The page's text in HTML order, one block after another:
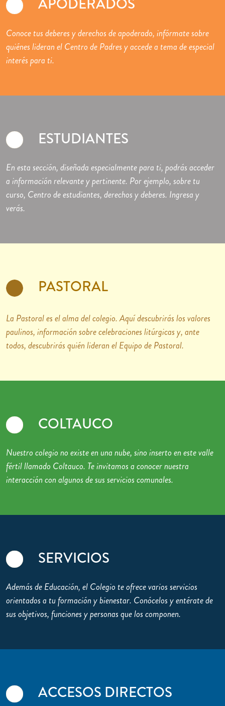
APODERADOS
Conoce tus deberes y derechos de apoderado, infórmate sobre
quiénes lideran el Centro de Padres y accede a tema de especial
interés para ti.
ESTUDIANTES
En esta sección, diseñada especialmente para ti, podrás acceder
a información relevante y pertinente. Por ejemplo, sobre tu
curso, Centro de estudiantes, derechos y deberes. Ingresa y
verás.
PASTORAL
La Pastoral es el alma del colegio. Aquí descubrirás los valores
paulinos, información sobre celebraciones litúrgicas y, ante
todos, descubrirás quién lideran el Equipo de Pastoral.
COLTAUCO
Nuestro colegio no existe en una nube, sino inserto en este valle
fértil llamado Coltauco. Te invitamos a conocer nuestra
interacción con algunos de sus servicios comunales.
SERVICIOS
Además de Educación, el Colegio te ofrece varios servicios
orientados a tu formación y bienestar. Conócelos y entérate de
sus objetivos, funciones y personas que los componen.
ACCESOS DIRECTOS